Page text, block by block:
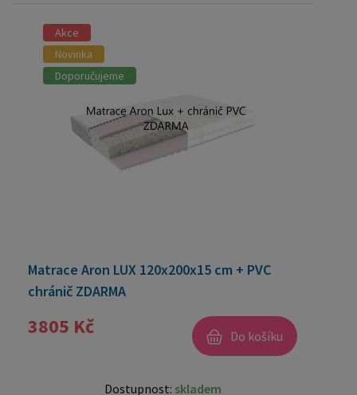
Akce
Novinka
Doporučujeme
Matrace Aron LUX 120x200x15 cm + PVC
chránič ZDARMA
3805 Kč Do košíku
Dostupnost: skladem